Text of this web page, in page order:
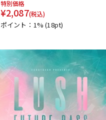
特別価格
¥2,087(税込)
ポイント：1%(18pt)